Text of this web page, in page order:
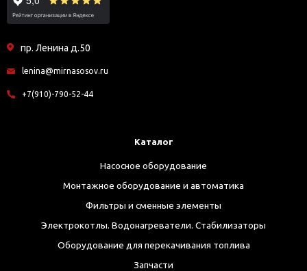
пр. Ленина д.50
lenina@mirnasosov.ru
+7(910)-790-52-44
Каталог
Насосное оборудование
Монтажное оборудование и автоматика
Фильтры и сменные элементы
Электрокотлы. Водонагреватели. Стабилизаторы
Оборудование для перекачивания топлива
Запчасти